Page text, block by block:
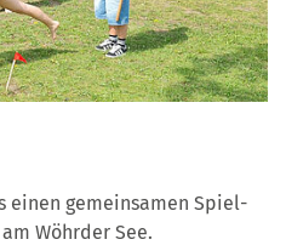
einen gemeinsamen Spiel-
Wöhrder See.